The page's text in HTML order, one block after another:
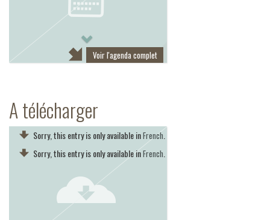
Voir l'agenda complet
A télécharger
Sorry, this entry is only available inFrench
Sorry, this entry is only available inFrench